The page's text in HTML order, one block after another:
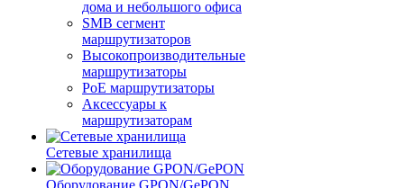
дома и небольшого офиса
SMB сегмент
маршрутизаторов
Высокопроизводительные
маршрутизаторы
PoE маршрутизаторы
Аксессуары к
маршрутизаторам
Сетевые хранилища
Оборудование GPON/GePON